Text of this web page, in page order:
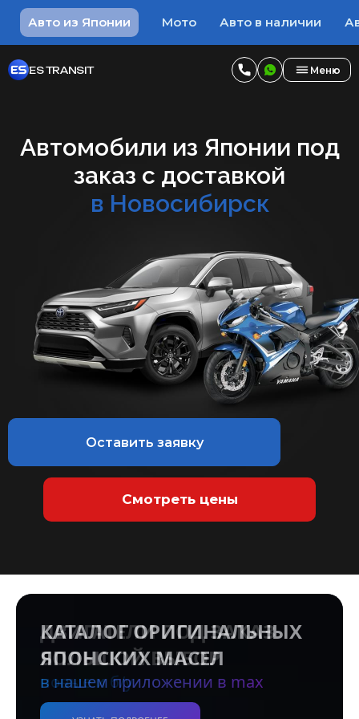
Авто из Японии Мото Авто в наличии
ES TRANSIT Меню
Автомобили из Японии под
заказ с доставкой
в Новосибирск
Оставить заявку
Смотреть цены
КАТАЛОГ ОРИГИНАЛЬНЫХ
ЯПОНСКИХ МАСЕЛ
в нашем приложении в max